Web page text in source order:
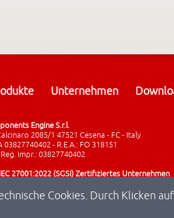
Cookies. Durch Klicken
Unternehmen
Engine S.r.l.
2085/1 47521 Cesena - FC - Italy
03827740402 - R.E.A.: FO 318151
Reg. Impr.: 03827740402
27001:2022 (SGSI) Zertifiziertes Unternehmen